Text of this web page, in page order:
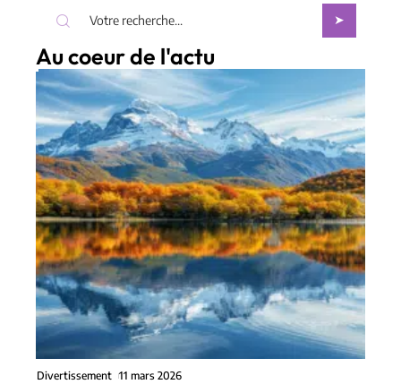
Au coeur de l'actu
Divertissement 11 mars 2026